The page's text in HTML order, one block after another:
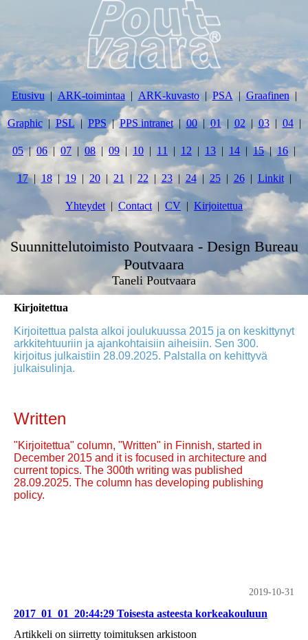
Etusivu ARK-toimintaa ARK-kuvasto PSA Graafinen
Graphic PSL PPS PPS intranet 00 01 02 03 04
05 06 07 08 09 10 11 12 13 14 15 16
17 18 19 20 21 22 23 24 25 26 Linkit
Yhteydet Contact CV Kirjoitettua
Suunnittelutoimisto Poutvaara - Design Bureau
Poutvaara
Taneli Poutvaara
Kirjoitettua
Kirjoitettua palsta alkoi joulukuussa 2015 ja on keskittynyt
arkkitehtuuriin ja ajankohtaisiin aiheisiin. Sen 300.
kirjoitus julkaistiin 28.09.2025. Palstalla on kehittyvä
julkaisulinja.
Written
"Kirjoitettua" column, "Written" in Finnish, started in
December 2015 and it is focused in architecture and
current topics. The 300th writing was published
28.09.2025. The column has developing publishing
policy.
2019-10-31
2017_01_01_20:44:29 Toisesta asteesta korkeakouluun
Artikkeli on siirretty toimituksen arkistoon